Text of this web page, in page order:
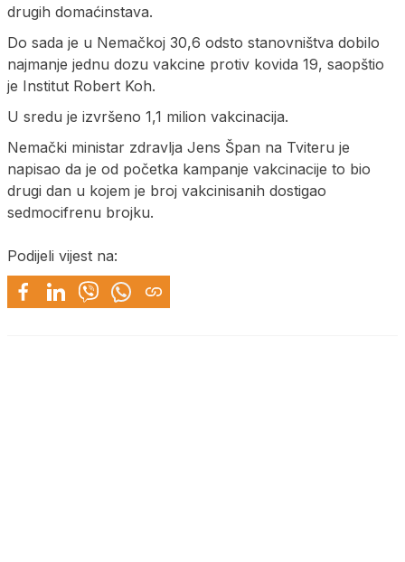
drugih domaćinstava.
Do sada je u Nemačkoj 30,6 odsto stanovništva dobilo
najmanje jednu dozu vakcine protiv kovida 19, saopštio
je Institut Robert Koh.
U sredu je izvršeno 1,1 milion vakcinacija.
Nemački ministar zdravlja Jens Špan na Tviteru je
napisao da je od početka kampanje vakcinacije to bio
drugi dan u kojem je broj vakcinisanih dostigao
sedmocifrenu brojku.
Podijeli vijest na: